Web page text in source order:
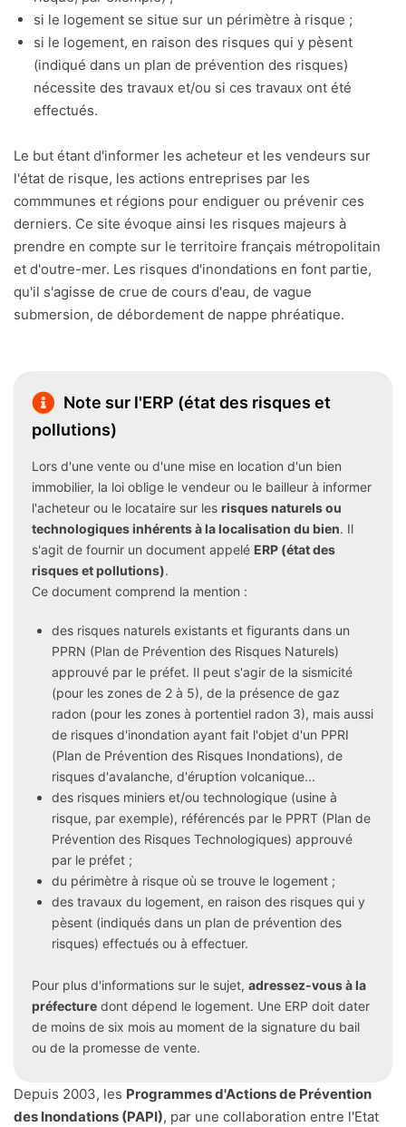
si le logement se situe sur un périmètre à risque ;
si le logement, en raison des risques qui y pèsent
(indiqué dans un plan de prévention des risques)
nécessite des travaux et/ou si ces travaux ont été
effectués.
Le but étant d'informer les acheteur et les vendeurs sur
l'état de risque, les actions entreprises par les
commmunes et régions pour endiguer ou prévenir ces
derniers. Ce site évoque ainsi les risques majeurs à
prendre en compte sur le territoire français métropolitain
et d'outre-mer. Les risques d'inondations en font partie,
qu'il s'agisse de crue de cours d'eau, de vague
submersion, de débordement de nappe phréatique.
Note sur l'ERP (état des risques et
pollutions)
Lors d'une vente ou d'une mise en location d'un bien
immobilier, la loi oblige le vendeur ou le bailleur à informer
l'acheteur ou le locataire sur les risques naturels ou
technologiques inhérents à la localisation du bien. Il
s'agit de fournir un document appelé ERP (état des
risques et pollutions).
Ce document comprend la mention :
des risques naturels existants et figurants dans un
PPRN (Plan de Prévention des Risques Naturels)
approuvé par le préfet. Il peut s'agir de la sismicité
(pour les zones de 2 à 5), de la présence de gaz
radon (pour les zones à portentiel radon 3), mais aussi
de risques d'inondation ayant fait l'objet d'un PPRI
(Plan de Prévention des Risques Inondations), de
risques d'avalanche, d'éruption volcanique...
des risques miniers et/ou technologique (usine à
risque, par exemple), référencés par le PPRT (Plan de
Prévention des Risques Technologiques) approuvé
par le préfet ;
du périmètre à risque où se trouve le logement ;
des travaux du logement, en raison des risques qui y
pèsent (indiqués dans un plan de prévention des
risques) effectués ou à effectuer.
Pour plus d'informations sur le sujet, adressez-vous à la
préfecture dont dépend le logement. Une ERP doit dater
de moins de six mois au moment de la signature du bail
ou de la promesse de vente.
Depuis 2003, les Programmes d'Actions de Prévention
des Inondations (PAPI), par une collaboration entre l'Etat